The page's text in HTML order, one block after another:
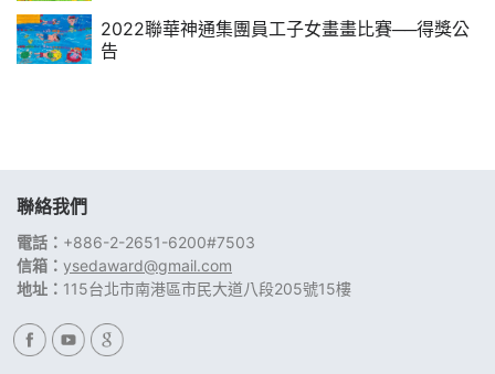
2022聯華神通集團員工子女畫畫比賽──得獎公
告
聯絡我們
電話： +886-2-2651-6200#7503
信箱： ysedaward@gmail.com
地址： 115台北市南港區市民大道八段205號15樓